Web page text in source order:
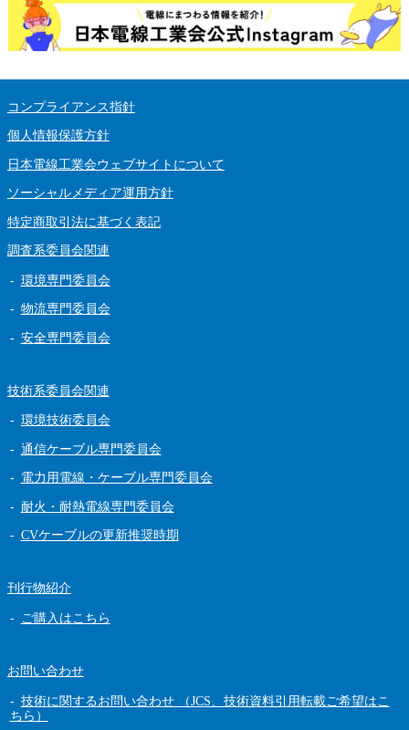
コンプライアンス指針
個人情報保護方針
日本電線工業会ウェブサイトについて
ソーシャルメディア運用方針
特定商取引法に基づく表記
調査系委員会関連
環境専門委員会
物流専門委員会
安全専門委員会
技術系委員会関連
環境技術委員会
通信ケーブル専門委員会
電力用電線・ケーブル専門委員会
耐火・耐熱電線専門委員会
CVケーブルの更新推奨時期
刊行物紹介
ご購入はこちら
お問い合わせ
技術に関するお問い合わせ （JCS、技術資料引用転載ご希望はこ
ちら）